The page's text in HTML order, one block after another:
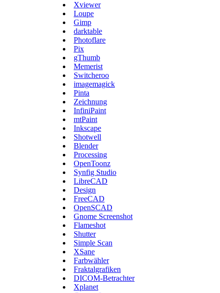
Xviewer
Loupe
Gimp
darktable
Photoflare
Pix
gThumb
Memerist
Switcheroo
imagemagick
Pinta
Zeichnung
InfiniPaint
mtPaint
Inkscape
Shotwell
Blender
Processing
OpenToonz
Synfig Studio
LibreCAD
Design
FreeCAD
OpenSCAD
Gnome Screenshot
Flameshot
Shutter
Simple Scan
XSane
Farbwähler
Fraktalgrafiken
DICOM-Betrachter
Xplanet